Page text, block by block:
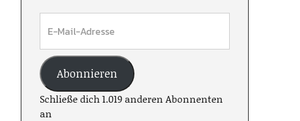
Abonnieren
Schließe dich 1.019 anderen Abonnenten
an